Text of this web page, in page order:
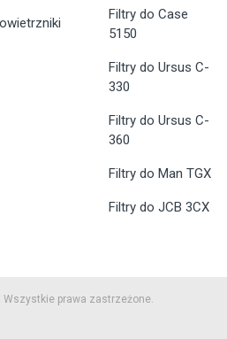
Filtry do Case
5150
Filtry do Ursus C-
330
Filtry do Ursus C-
360
Filtry do Man TGX
Filtry do JCB 3CX
Wszystkie prawa zastrzeżone.